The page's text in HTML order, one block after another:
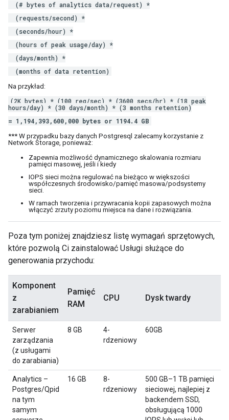
(# bytes of analytics data/request) *
(requests/second) *
(seconds/hour) *
(hours of peak usage/day) *
(days/month) *
(months of data retention)
Na przykład:
(2K bytes) * (100 req/sec) * (3600 secs/hr) * (18 peak
hours/day) * (30 days/month) * (3 months retention)
= 1,194,393,600,000 bytes or 1194.4 GB
*** W przypadku bazy danych Postgresql zalecamy korzystanie z
Network Storage, ponieważ:
Zapewnia możliwość dynamicznego skalowania rozmiaru
pamięci masowej, jeśli i kiedy
IOPS sieci można regulować na bieżąco w większości
współczesnych środowisko/pamięć masowa/podsystemy
sieci.
W ramach tworzenia i przywracania kopii zapasowych można
włączyć zrzuty poziomu miejsca na dane i rozwiązania.
Poza tym poniżej znajdziesz listę wymagań sprzętowych,
które pozwolą Ci zainstalować Usługi służące do
generowania przychodu:
Komponent
z
zarabianiem
Pamięć
RAM
CPU Dysk twardy
Serwer
zarządzania
(z usługami
do zarabiania)
8 GB
4-
rdzeniowy
60GB
Analytics –
Postgres/Qpid
na tym
samym
16 GB
8-
rdzeniowy
500 GB–1 TB pamięci
sieciowej, najlepiej z
backendem SSD,
obsługującą 1000